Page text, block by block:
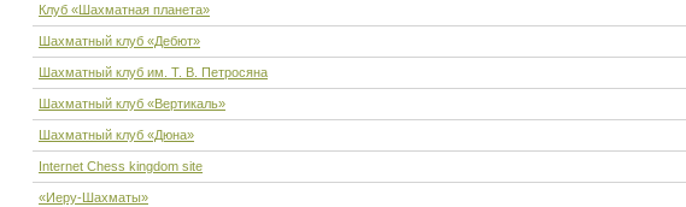
Клуб «Шахматная планета»
Шахматный клуб «Дебют»
Шахматный клуб им. Т. В. Петросяна
Шахматный клуб «Вертикаль»
Шахматный клуб «Дюна»
Internet Chess kingdom site
«Иеру-Шахматы»